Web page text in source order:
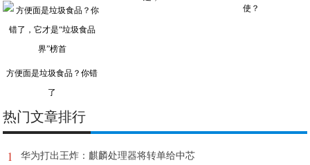
使？
方便面是垃圾食品？你错
了
热门文章排行
1 华为打出王炸：麒麟处理器将转单给中芯